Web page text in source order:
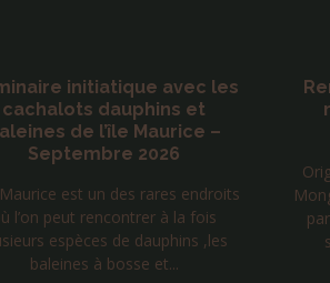
Rencontres chamaniques
mongoles du 17 au 22
novembre 2026
Originaire de la province d’Uvs en
Mongolie, NARAA vous propose de
partir à la découverte de la face
spirituelle et mystique de ...